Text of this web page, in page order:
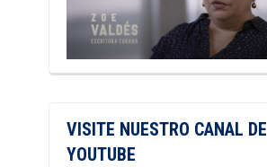
VISITE NUESTRO CANAL DE
YOUTUBE